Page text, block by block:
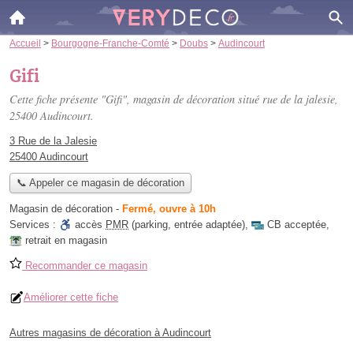
Accueil > Bourgogne-Franche-Comté > Doubs > Audincourt
Gifi
Cette fiche présente "Gifi", magasin de décoration situé rue de la jalesie,
25400 Audincourt.
3 Rue de la Jalesie
25400 Audincourt
📞 Appeler ce magasin de décoration
Magasin de décoration - Fermé, ouvre à 10h
Services :
accès PMR (parking, entrée adaptée), CB acceptée,
retrait en magasin
Recommander ce magasin
Améliorer cette fiche
Autres magasins de décoration à Audincourt